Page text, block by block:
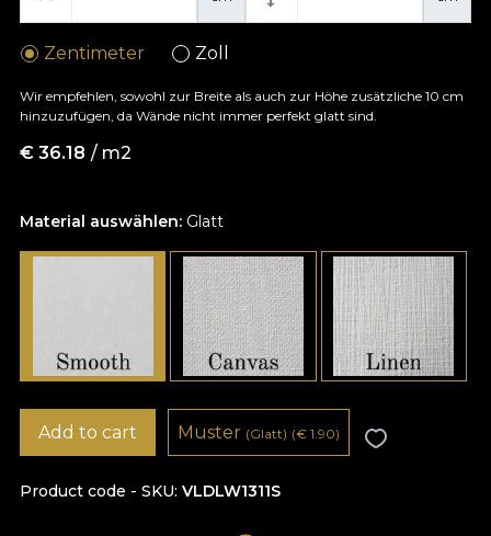
Material auswählen: Glatt
Zentimeter Zoll
Wir empfehlen, sowohl zur Breite als auch zur Höhe zusätzliche 10 cm
hinzuzufügen, da Wände nicht immer perfekt glatt sind.
€ 36.18 / m2
Product code - SKU VLDLW1311S
Add to cart Muster (Glatt) (€ 1.90)